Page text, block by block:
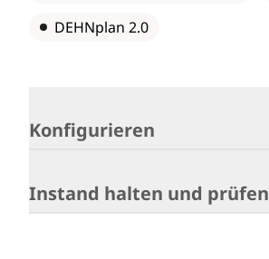
DEHNplan 2.0
Konfigurieren
Instand halten und prüfen